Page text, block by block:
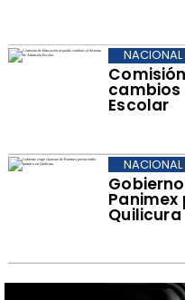
cambios
Escolar
NACIONAL
Quilicura
NACIONAL